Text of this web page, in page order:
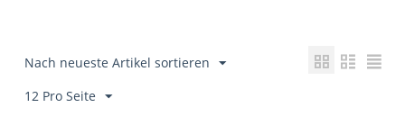
Nach neueste Artikel sortieren
12 Pro Seite